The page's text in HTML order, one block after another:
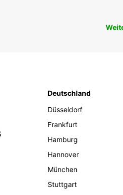
Deutschland
Düsseldorf
Frankfurt
Hamburg
Hannover
München
Stuttgart